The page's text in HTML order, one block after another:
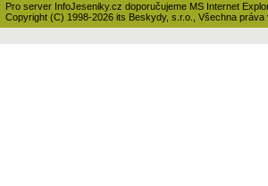
Pro server InfoJeseniky.cz doporučujeme MS Internet
Copyright (C) 1998-2026 its Beskydy, s.r.o., Všechna